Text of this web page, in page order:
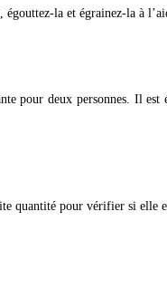
la et égrainez-la à
pour deux personnes. Il
quantité pour vérifier si elle